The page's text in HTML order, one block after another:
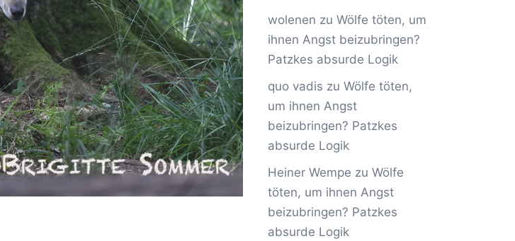
wolenen zu Wölfe töten, um
ihnen Angst beizubringen?
Patzkes absurde Logik
quo vadis zu Wölfe töten,
um ihnen Angst
beizubringen? Patzkes
absurde Logik
Heiner Wempe zu Wölfe
töten, um ihnen Angst
beizubringen? Patzkes
absurde Logik